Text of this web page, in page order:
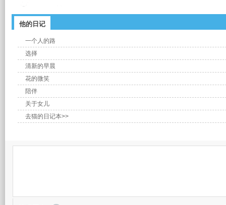
他的日记
一个人的路
选择
清新的早晨
花的微笑
陪伴
关于女儿
去猫的日记本>>